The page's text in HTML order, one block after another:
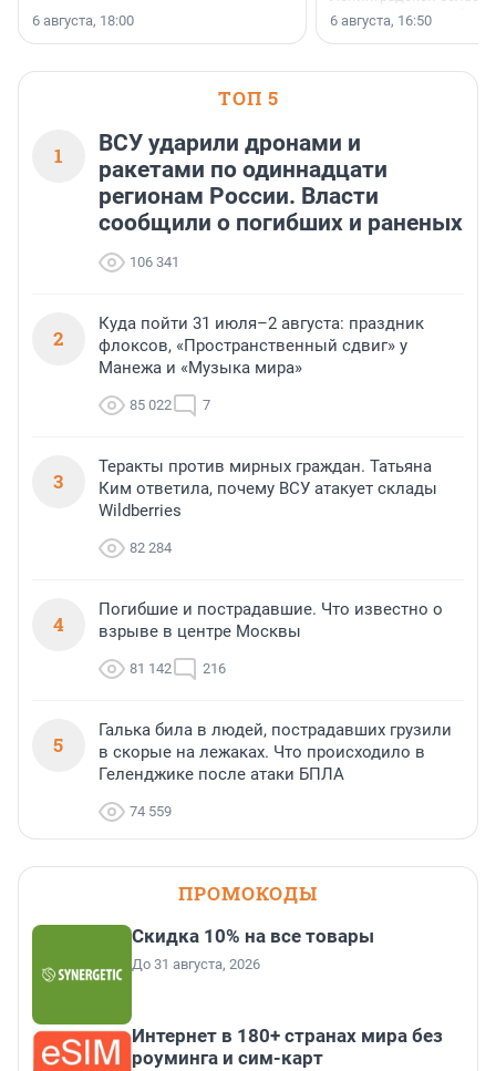
6 августа, 18:00
номинации «Самый
застройщик
области».
6 августа, 16:50
ТОП 5
1
ВСУ ударили дронами и
ракетами по одиннадцати
регионам России. Власти
сообщили о погибших и раненых
106 341
2
Куда пойти 31 июля–2 августа: праздник
флоксов, «Пространственный сдвиг» у
Манежа и «Музыка мира»
85 022 7
3
Теракты против мирных граждан. Татьяна
Ким ответила, почему ВСУ атакует склады
Wildberries
82 284
4
Погибшие и пострадавшие. Что известно о
взрыве в центре Москвы
81 142 216
5
Галька била в людей, пострадавших грузили
в скорые на лежаках. Что происходило в
Геленджике после атаки БПЛА
74 559
ПРОМОКОДЫ
Скидка 10% на все товары
До 31 августа, 2026
Интернет в 180+ странах мира без
роуминга и сим-карт